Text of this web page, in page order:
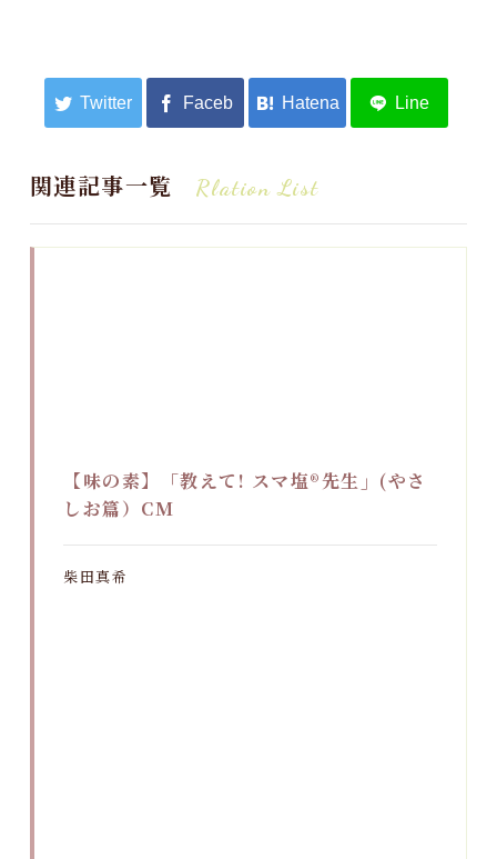
関連記事一覧 Rlation List
【味の素】「教えて! スマ塩®先生」(やさ
しお篇）CM
柴田真希